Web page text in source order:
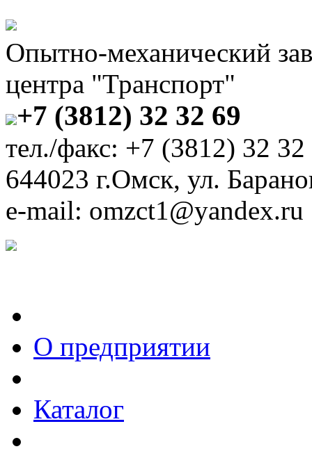
Опытно-механический
центра "Транспорт"
+7 (3812) 32 32 69
тел./факс: +7 (3812) 32 32
644023 г.Омск, ул.
e-mail: omzct1@yandex.ru
О предприятии
Каталог